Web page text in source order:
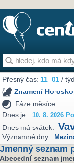
Přesný čas:11 01 /
Znamení
Fáze měsíce:
Dnes je:
10. 8. 2026
Dnes má svátek:
Významné dny:
Jmenný seznam
Abecední seznam